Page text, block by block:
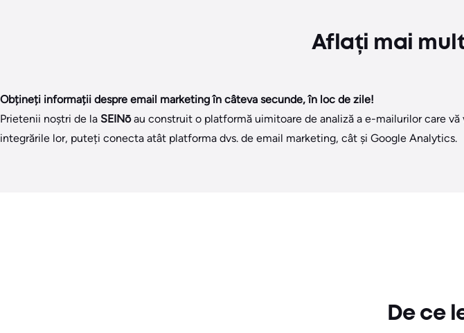
Aflați mai
Obțineți informații despre email marketing în câteva secunde, în loc de zile!
Prietenii noștri de la SEINōau construit o platformă uimitoare de analiză a e-mailurilor care
integrările lor, puteți conecta atât platforma dvs. de email marketing, cât și Google Analytics.
De ce